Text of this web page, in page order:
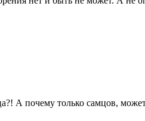
А почему только самцов,